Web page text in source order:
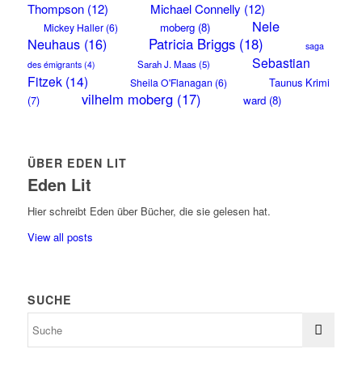
Thompson(12) Michael Connelly (12)
Mickey Haller(6) moberg(8)
Nele
Neuhaus(16) Patricia Briggs(18)
saga
des émigrants(4) Sarah J. Maas(5)
Sebastian
Fitzek(14) Sheila O'Flanagan (6)
Taunus Krimi
(7)
vilhelm moberg(17) ward(8)
ÜBER EDEN LIT
Eden Lit
Hier schreibt Eden über Bücher, die sie gelesen hat.
View all posts
SUCHE